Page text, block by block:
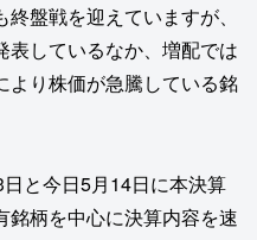
盤戦を迎えていますが、
表しているなか、増配では
より株価が急騰している銘
と今日5月14日に本決算
銘柄を中心に決算内容を速